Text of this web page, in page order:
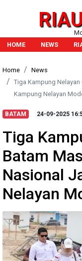
HOME
NEWS
Home
News
Tiga Kampung
Kampung Nelayan
BATAM 24-09-2025
Tiga
Batam
Nasional
Nelayan